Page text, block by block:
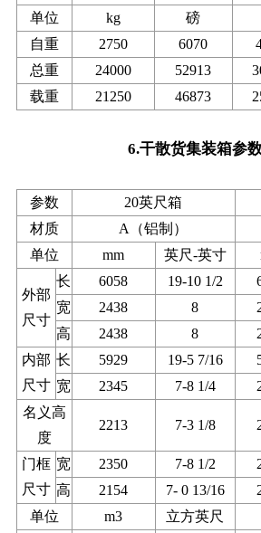
单位
kg 磅
自重
2750 6070
总重
24000 52913
载重
21250 46873
6.干散货集装箱参
参数 20英尺箱
材质
A（铝制）
单位
mm 英尺-英寸
外部
尺寸
长 6058 19-10 1/2
宽
2438 8
高
2438 8
内部
尺寸
长 5929 19-5 7/16
宽
2345 7-8 1/4
名义高
度
2213 7-3 1/8
门框
尺寸
宽 2350 7-8 1/2
高
2154 7- 0 13/16
单位
m3 立方英尺